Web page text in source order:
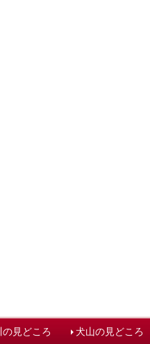
の見どころ 犬山の見どころ